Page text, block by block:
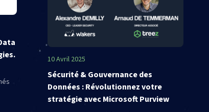
10 Avril 2025
Sécurité & Gouvernance des
Données : Révolutionnez votre
stratégie avec Microsoft Purview